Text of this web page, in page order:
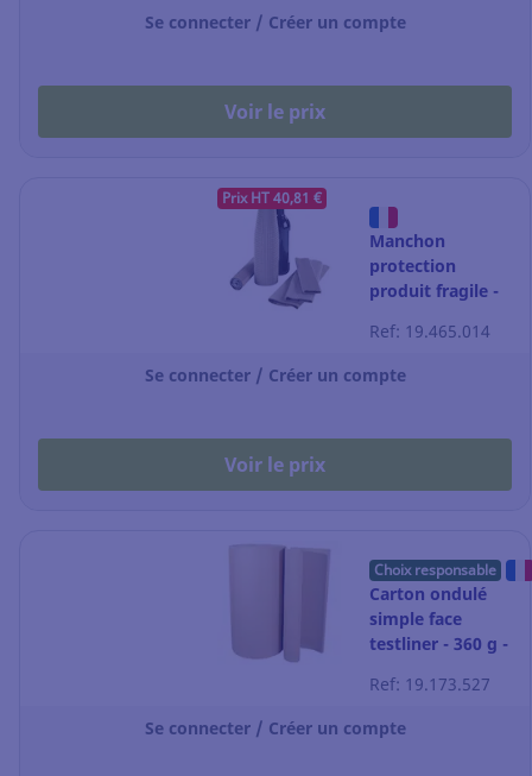
de 200
Se connecter / Créer un compte
Voir le prix
Prix HT 40,81 €
Manchon
protection
produit fragile -
200mm - boîte
de 200
Ref: 19.465.014
Se connecter / Créer un compte
Voir le prix
Choix responsable
Carton ondulé
simple face
testliner - 360 g -
cm x 50 m
Ref: 19.173.527
Se connecter / Créer un compte